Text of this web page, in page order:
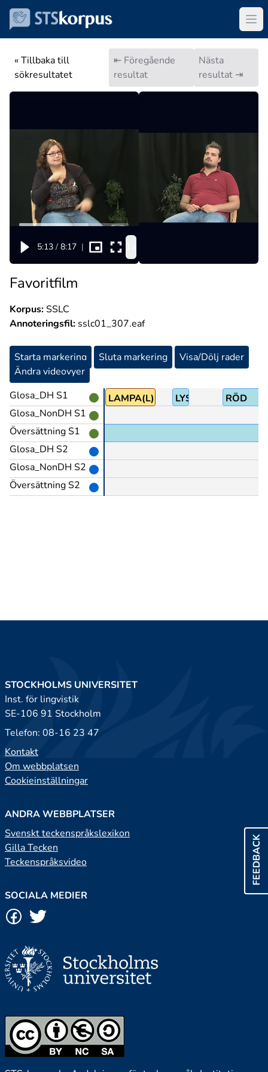
« Tillbaka till
sökresultatet
⇤ Föregående
resultat
Nästa
resultat ⇥
5:13 / 8:17 |
Favoritfilm
Korpus:SSLC
Annoteringsfil: sslc01_307.eaf
Starta markering Sluta markering
Visa/Dölj rader
Ändra videovyer
Glosa_DH S1
Glosa_NonDH S1
Översättning S1
Glosa_DH S2
Glosa_NonDH S2
Översättning S2
LAMPA(L) LYSA RÖD
FEEDBACK
STOCKHOLMS UNIVERSITET
Inst. för lingvistik
SE-106 91 Stockholm
Telefon: 08-16 23 47
Kontakt
Om webbplatsen
Cookieinställningar
ANDRA WEBBPLATSER
Svenskt teckenspråkslexikon
Gilla Tecken
Teckenspråksvideo
SOCIALA MEDIER